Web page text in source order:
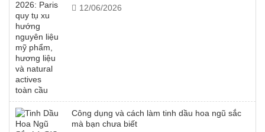
12/06/2026
Công dụng và cách làm tinh dầu hoa ngũ sắc
mà bạn chưa biết